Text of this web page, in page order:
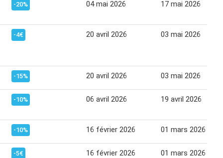
-20% 04 mai 2026 17 mai 2026
-4€ 20 avril 2026 03 mai 2026
-15% 20 avril 2026 03 mai 2026
-10% 06 avril 2026 19 avril 2026
-10% 16 février 2026 01 mars 2026
-5€ 16 février 2026 01 mars 2026